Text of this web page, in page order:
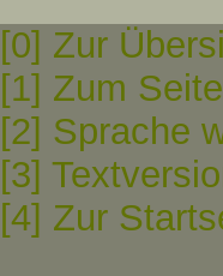
[0] Zur
[1] Zum
[2] Sprache
[3]
[4] Zur